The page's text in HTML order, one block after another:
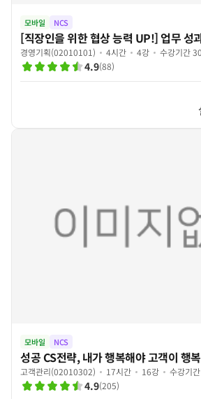
모바일 NCS
[직장인을 위한 협상 능력 UP!] 업무 성
경영기획(02010101) 4시간 4강 수강기간
4.9(88)
모바일 NCS
성공 CS전략, 내가 행복해야 고객이 행
고객관리(02010302) 17시간 16강 수강기
4.9(205)